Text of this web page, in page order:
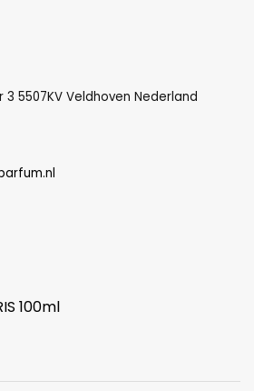
5507KV Veldhoven Nederland
100ml